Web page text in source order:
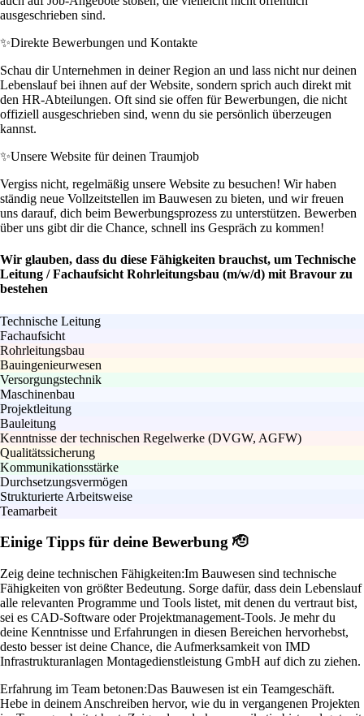
ausgeschrieben sind.
✨Direkte Bewerbungen und Kontakte
Schau dir Unternehmen in deiner Region an und lass nicht nur deinen
Lebenslauf bei ihnen auf der Website, sondern sprich auch direkt mit
den HR-Abteilungen. Oft sind sie offen für Bewerbungen, die nicht
offiziell ausgeschrieben sind, wenn du sie persönlich überzeugen
kannst.
✨Unsere Website für deinen Traumjob
Vergiss nicht, regelmäßig unsere Website zu besuchen! Wir haben
ständig neue Vollzeitstellen im Bauwesen zu bieten, und wir freuen
uns darauf, dich beim Bewerbungsprozess zu unterstützen. Bewerben
über uns gibt dir die Chance, schnell ins Gespräch zu kommen!
Wir glauben, dass du diese Fähigkeiten brauchst, um Technische
Leitung / Fachaufsicht Rohrleitungsbau (m/w/d) mit Bravour zu
bestehen
Technische Leitung
Fachaufsicht
Rohrleitungsbau
Bauingenieurwesen
Versorgungstechnik
Maschinenbau
Projektleitung
Bauleitung
Kenntnisse der technischen Regelwerke (DVGW, AGFW)
Qualitätssicherung
Kommunikationsstärke
Durchsetzungsvermögen
Strukturierte Arbeitsweise
Teamarbeit
Einige Tipps für deine Bewerbung 🫡
Zeig deine technischen Fähigkeiten:Im Bauwesen sind technische
Fähigkeiten von größter Bedeutung. Sorge dafür, dass dein Lebenslauf
alle relevanten Programme und Tools listet, mit denen du vertraut bist,
sei es CAD-Software oder Projektmanagement-Tools. Je mehr du
deine Kenntnisse und Erfahrungen in diesen Bereichen hervorhebst,
desto besser ist deine Chance, die Aufmerksamkeit von IMD
Infrastrukturanlagen Montagedienstleistung GmbH auf dich zu ziehen.
Erfahrung im Team betonen:Das Bauwesen ist ein Teamgeschäft.
Hebe in deinem Anschreiben hervor, wie du in vergangenen Projekten